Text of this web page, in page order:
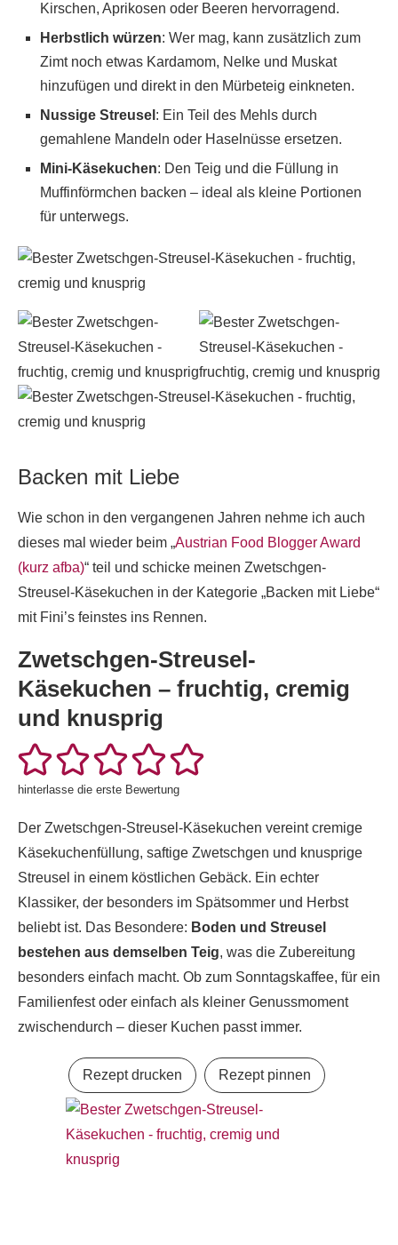
Kirschen, Aprikosen oder Beeren hervorragend.
Herbstlich würzen: Wer mag, kann zusätzlich zum
Zimt noch etwas Kardamom, Nelke und Muskat
hinzufügen und direkt in den Mürbeteig einkneten.
Nussige Streusel : Ein Teil des Mehls durch
gemahlene Mandeln oder Haselnüsse ersetzen.
Mini-Käsekuchen: Den Teig und die Füllung in
Muffinförmchen backen – ideal als kleine Portionen
für unterwegs.
Backen mit Liebe
Wie schon in den vergangenen Jahren nehme ich auch
dieses mal wieder beim „Austrian Food Blogger Award
(kurz afba)“ teil und schicke meinen Zwetschgen-
Streusel-Käsekuchen in der Kategorie „Backen mit Liebe“
mit Fini’s feinstes ins Rennen.
Zwetschgen-Streusel-
Käsekuchen – fruchtig, cremig
und knusprig
hinterlasse die erste Bewertung
Der Zwetschgen-Streusel-Käsekuchen vereint cremige
Käsekuchenfüllung, saftige Zwetschgen und knusprige
Streusel in einem köstlichen Gebäck. Ein echter
Klassiker, der besonders im Spätsommer und Herbst
beliebt ist. Das Besondere: Boden und Streusel
bestehen aus demselben Teig, was die Zubereitung
besonders einfach macht. Ob zum Sonntagskaffee, für ein
Familienfest oder einfach als kleiner Genussmoment
zwischendurch – dieser Kuchen passt immer.
Rezept drucken Rezept pinnen